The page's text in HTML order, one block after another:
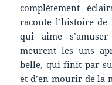
complètement
raconte l’histoire
qui aime
meurent les uns
belle, qui finit par
et d’en mourir de la